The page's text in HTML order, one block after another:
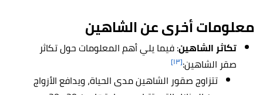
معلومات أخرى عنالشاهين
تكاثر الشاهين: فيما يلي أهم المعلومات حول تكاثر
صقر الشاهين:[١٣]
تتزاوج صقور الشاهين مدى الحياة، ويدافع الأزواج